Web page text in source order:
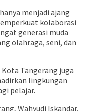
menjadi ajang
kolaborasi
generasi muda
olahraga, seni, dan
Tangerang juga
lingkungan
pelajar.
Wahyudi Iskandar,